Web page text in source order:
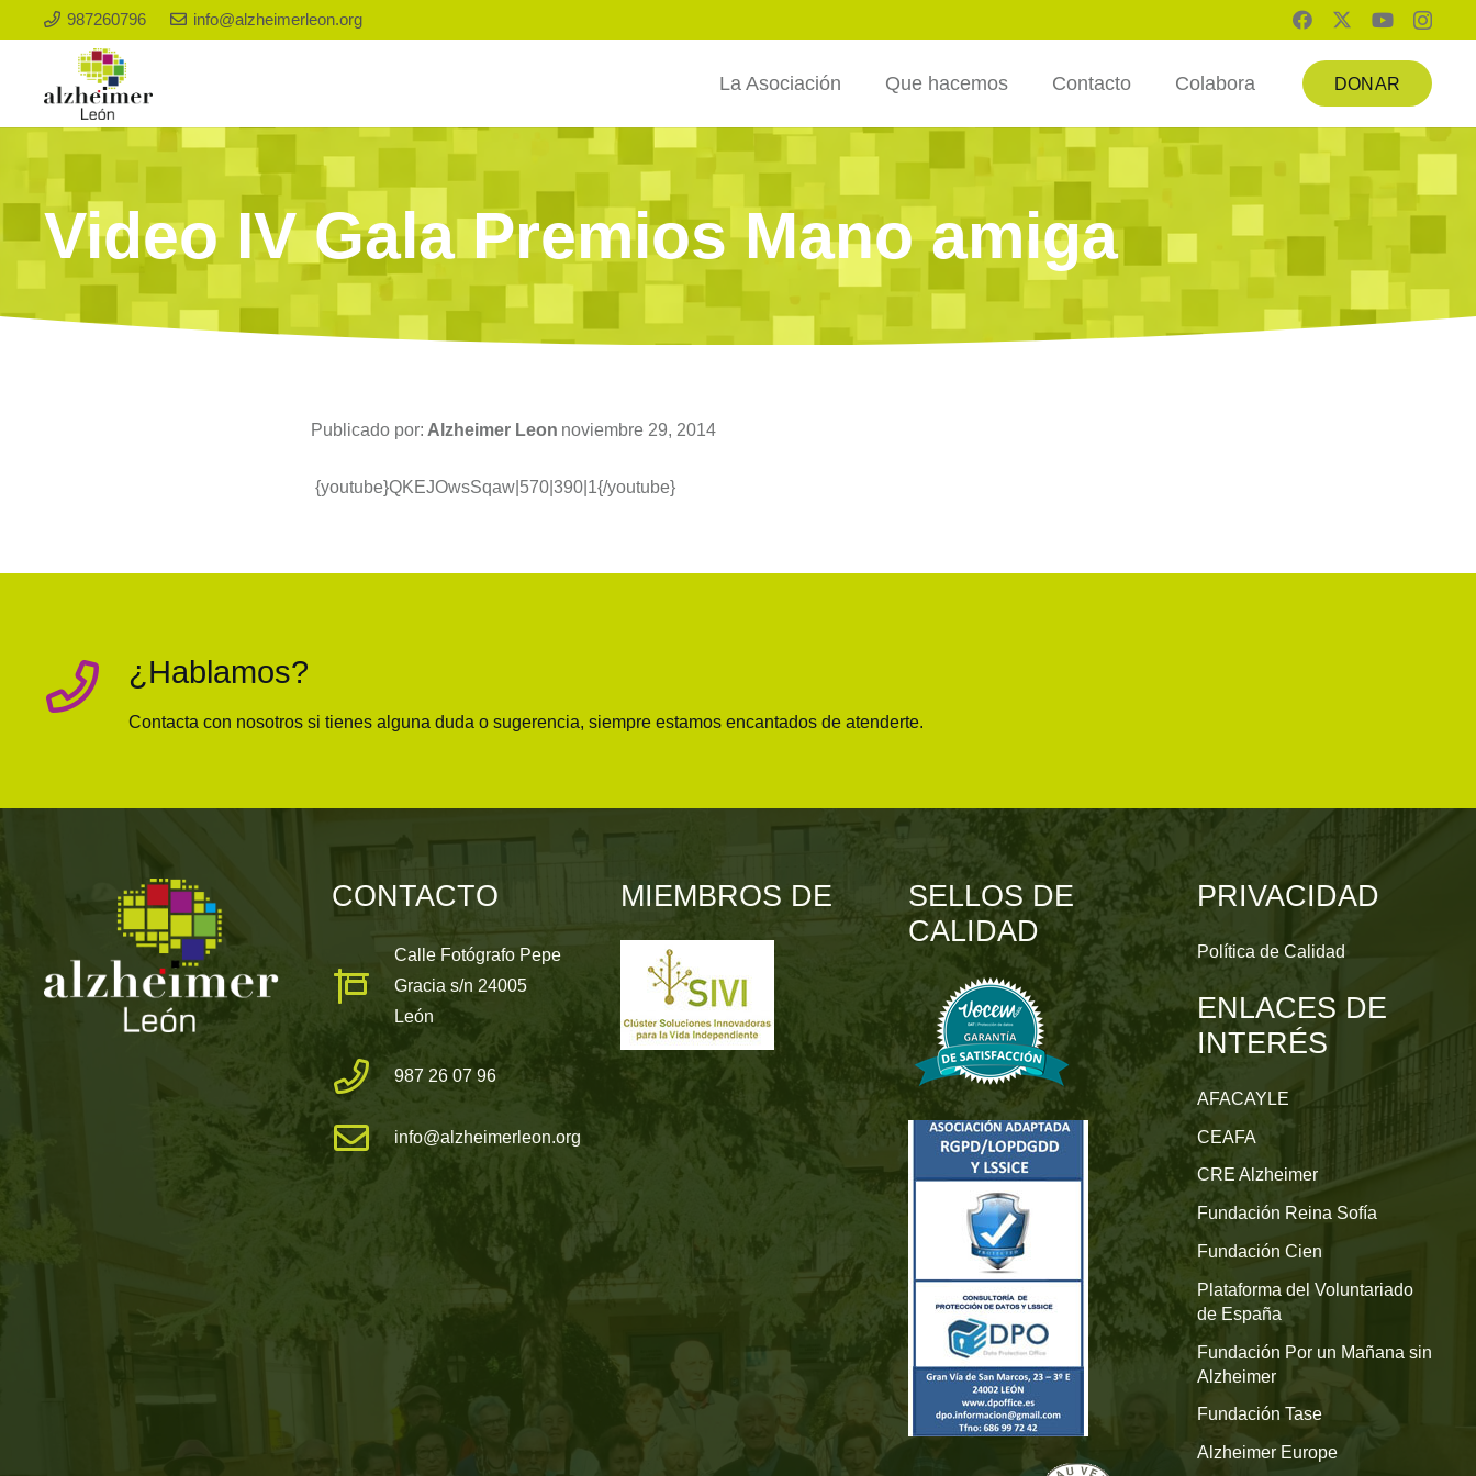
987260796 info@alzheimerleon.org
La Asociación Que hacemos Contacto Colabora DONAR
Video IV Gala Premios Mano amiga
Publicado por: Alzheimer Leon noviembre 29, 2014
{youtube}QKEJOwsSqaw|570|390|1{/youtube}
¿Hablamos?
Contacta con nosotros si tienes alguna duda o sugerencia, siempre estamos encantados de atenderte.
CONTACTO
Calle Fotógrafo Pepe
Gracia s/n 24005
León
987 26 07 96
info@alzheimerleon.org
MIEMBROS DE
SELLOS DE
CALIDAD
PRIVACIDAD
Política de Calidad
ENLACES DE
INTERÉS
AFACAYLE
CEAFA
CRE Alzheimer
Fundación Reina Sofía
Fundación Cien
Plataforma del Voluntariado
de España
Fundación Por un Mañana sin
Alzheimer
Fundación Tase
Alzheimer Europe